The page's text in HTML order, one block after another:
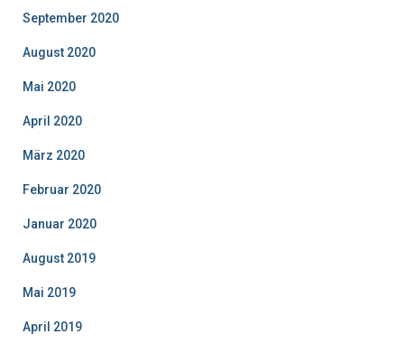
September 2020
August 2020
Mai 2020
April 2020
März 2020
Februar 2020
Januar 2020
August 2019
Mai 2019
April 2019